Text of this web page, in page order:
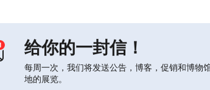
过时光。这里可以走进童话
给你的一封信！
每周一次，我们将发送公告，博客，促销和博物
地的展览。